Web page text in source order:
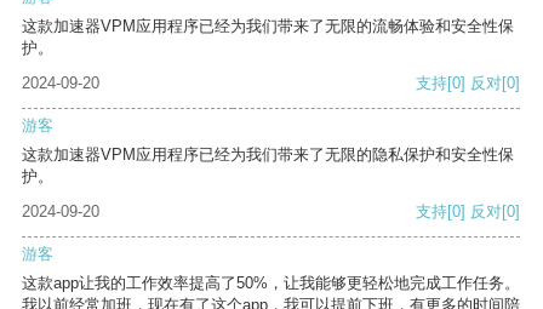
这款加速器VPM应用程序已经为我们带来了无限的流畅体验和安全性保
护。
2024-09-20
支持[0] 反对[0]
游客
这款加速器VPM应用程序已经为我们带来了无限的隐私保护和安全性保
护。
2024-09-20
支持[0] 反对[0]
游客
这款app让我的工作效率提高了50%，让我能够更轻松地完成工作任务。
我以前经常加班，现在有了这个app，我可以提前下班，有更多的时间陪